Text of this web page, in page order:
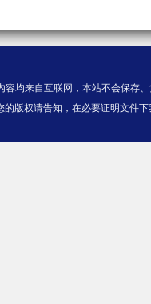
容均来自互联网，本站不会保存
的版权请告知，在必要证明文件